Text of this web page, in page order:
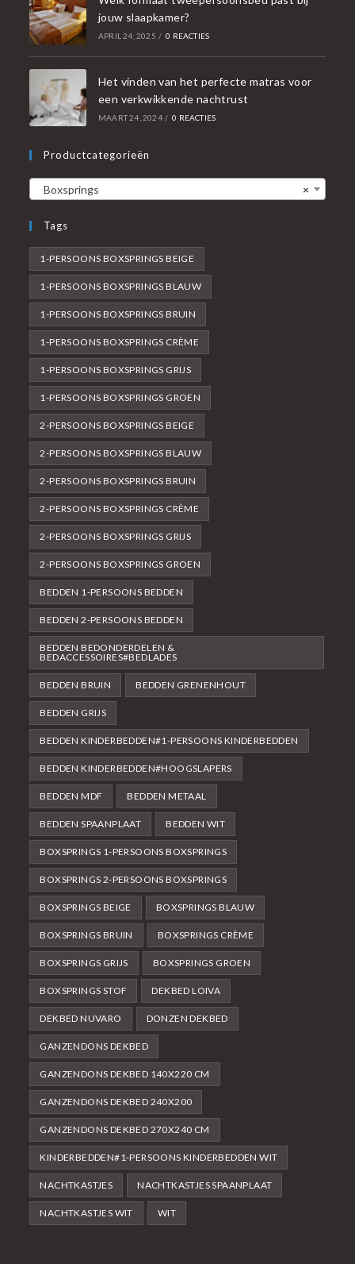
jouw slaapkamer?
APRIL 24, 2025 / 0 REACTIES
Het vinden van het perfecte matras voor
een verkwikkende nachtrust
MAART 24, 2024 / 0 REACTIES
Productcategorieën
×
Boxsprings
Tags
1-PERSOONS BOXSPRINGS BEIGE
1-PERSOONS BOXSPRINGS BLAUW
1-PERSOONS BOXSPRINGS BRUIN
1-PERSOONS BOXSPRINGS CRÈME
1-PERSOONS BOXSPRINGS GRIJS
1-PERSOONS BOXSPRINGS GROEN
2-PERSOONS BOXSPRINGS BEIGE
2-PERSOONS BOXSPRINGS BLAUW
2-PERSOONS BOXSPRINGS BRUIN
2-PERSOONS BOXSPRINGS CRÈME
2-PERSOONS BOXSPRINGS GRIJS
2-PERSOONS BOXSPRINGS GROEN
BEDDEN 1-PERSOONS BEDDEN
BEDDEN 2-PERSOONS BEDDEN
BEDDEN BEDONDERDELEN &
BEDACCESSOIRES#BEDLADES
BEDDEN BRUIN BEDDEN GRENENHOUT
BEDDEN GRIJS
BEDDEN KINDERBEDDEN#1-PERSOONS KINDERBEDDEN
BEDDEN KINDERBEDDEN#HOOGSLAPERS
BEDDEN MDF BEDDEN METAAL
BEDDEN SPAANPLAAT BEDDEN WIT
BOXSPRINGS 1-PERSOONS BOXSPRINGS
BOXSPRINGS 2-PERSOONS BOXSPRINGS
BOXSPRINGS BEIGE BOXSPRINGS BLAUW
BOXSPRINGS BRUIN BOXSPRINGS CRÈME
BOXSPRINGS GRIJS BOXSPRINGS GROEN
BOXSPRINGS STOF DEKBED LOIVA
DEKBED NUVARO DONZEN DEKBED
GANZENDONS DEKBED
GANZENDONS DEKBED 140X220 CM
GANZENDONS DEKBED 240X200
GANZENDONS DEKBED 270X240 CM
KINDERBEDDEN#1-PERSOONS KINDERBEDDEN WIT
NACHTKASTJES NACHTKASTJES SPAANPLAAT
NACHTKASTJES WIT WIT